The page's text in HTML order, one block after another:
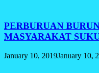
PERBURUAN
MASYARAKAT
January 10, 2019January 10,